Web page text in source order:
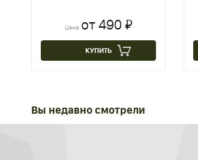
Цена: от 490 ₽
КУПИТЬ
Вы недавно смотрели